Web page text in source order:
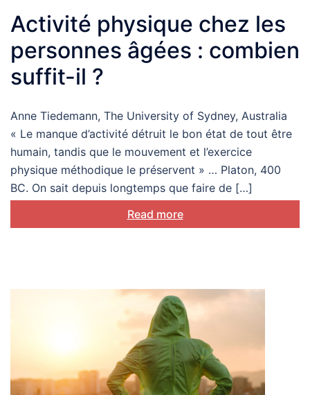
Activité physique chez les
personnes âgées : combien
suffit-il ?
Anne Tiedemann, The University of Sydney, Australia
« Le manque d’activité détruit le bon état de tout être
humain, tandis que le mouvement et l’exercice
physique méthodique le préservent » … Platon, 400
BC. On sait depuis longtemps que faire de […]
Read more